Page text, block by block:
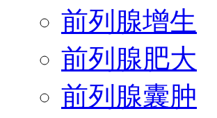
前列腺增生
前列腺肥大
前列腺囊肿